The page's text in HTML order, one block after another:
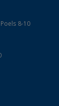
8-10